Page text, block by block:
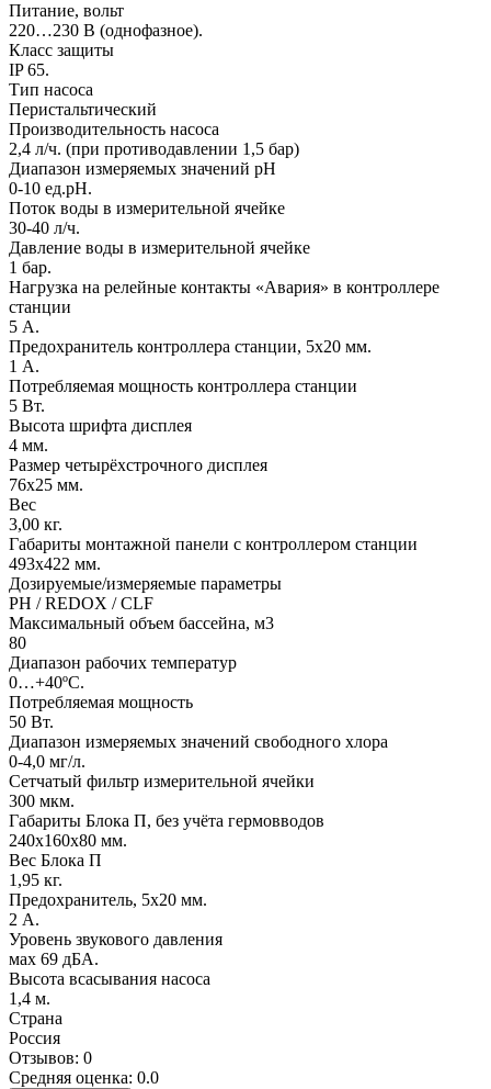
Питание, вольт
220…230 В (однофазное).
Класс защиты
IP 65.
Тип насоса
Перистальтический
Производительность насоса
2,4 л/ч. (при противодавлении 1,5 бар)
Диапазон измеряемых значений pH
0-10 ед.рН.
Поток воды в измерительной ячейке
30-40 л/ч.
Давление воды в измерительной ячейке
1 бар.
Нагрузка на релейные контакты «Авария» в контроллере
станции
5 А.
Предохранитель контроллера станции, 5х20 мм.
1 А.
Потребляемая мощность контроллера станции
5 Вт.
Высота шрифта дисплея
4 мм.
Размер четырёхстрочного дисплея
76х25 мм.
Вес
3,00 кг.
Габариты монтажной панели с контроллером станции
493х422 мм.
Дозируемые/измеряемые параметры
PH / REDOX / CLF
Максимальный объем бассейна, м3
80
Диапазон рабочих температур
0…+40ºС.
Потребляемая мощность
50 Вт.
Диапазон измеряемых значений свободного хлора
0-4,0 мг/л.
Сетчатый фильтр измерительной ячейки
300 мкм.
Габариты Блока П, без учёта гермовводов
240х160х80 мм.
Вес Блока П
1,95 кг.
Предохранитель, 5х20 мм.
2 А.
Уровень звукового давления
мах 69 дБА.
Высота всасывания насоса
1,4 м.
Страна
Россия
Отзывов: 0
Средняя оценка: 0.0